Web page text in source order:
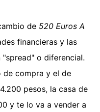
de 520 Euros A
financieras y las
o diferencial.
de compra y el de
pesos, la casa de
y te lo va a vender a